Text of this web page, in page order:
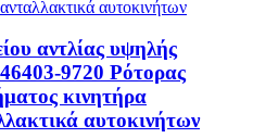
αντλίας υψηλής
9720 Ρότορας
κινητήρα
αυτοκινήτων